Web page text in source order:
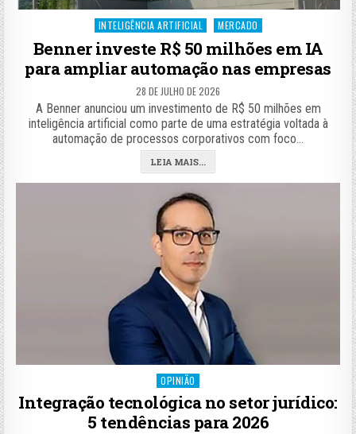
Posted
in
INTELIGÊNCIA ARTIFICIAL MERCADO
Benner investe R$ 50 milhões em IA
para ampliar automação nas empresas
28 DE JULHO DE 2026
A Benner anunciou um investimento de R$ 50 milhões em
inteligência artificial como parte de uma estratégia voltada à
automação de processos corporativos com foco…
LEIA MAIS...
Posted
in
OPINIÃO
Integração tecnológica no setor jurídico:
5 tendências para 2026